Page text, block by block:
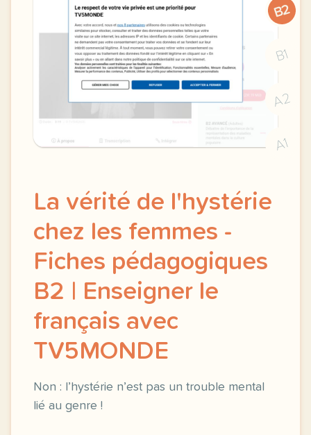
B2
B1
A2
A1
La vérité de l'hystérie
chez les femmes -
Fiches pédagogiques
B2 | Enseigner le
français avec
TV5MONDE
Non : l’hystérie n’est pas un trouble mental
lié au genre !